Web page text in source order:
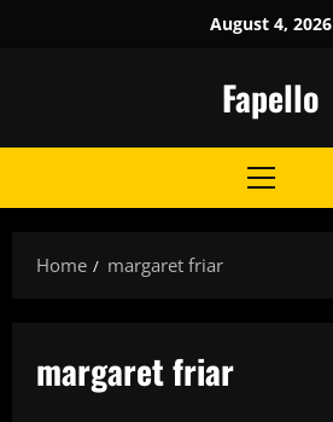
August 4, 2026
Fapello
Primary
Home
margaret friar
margaret friar